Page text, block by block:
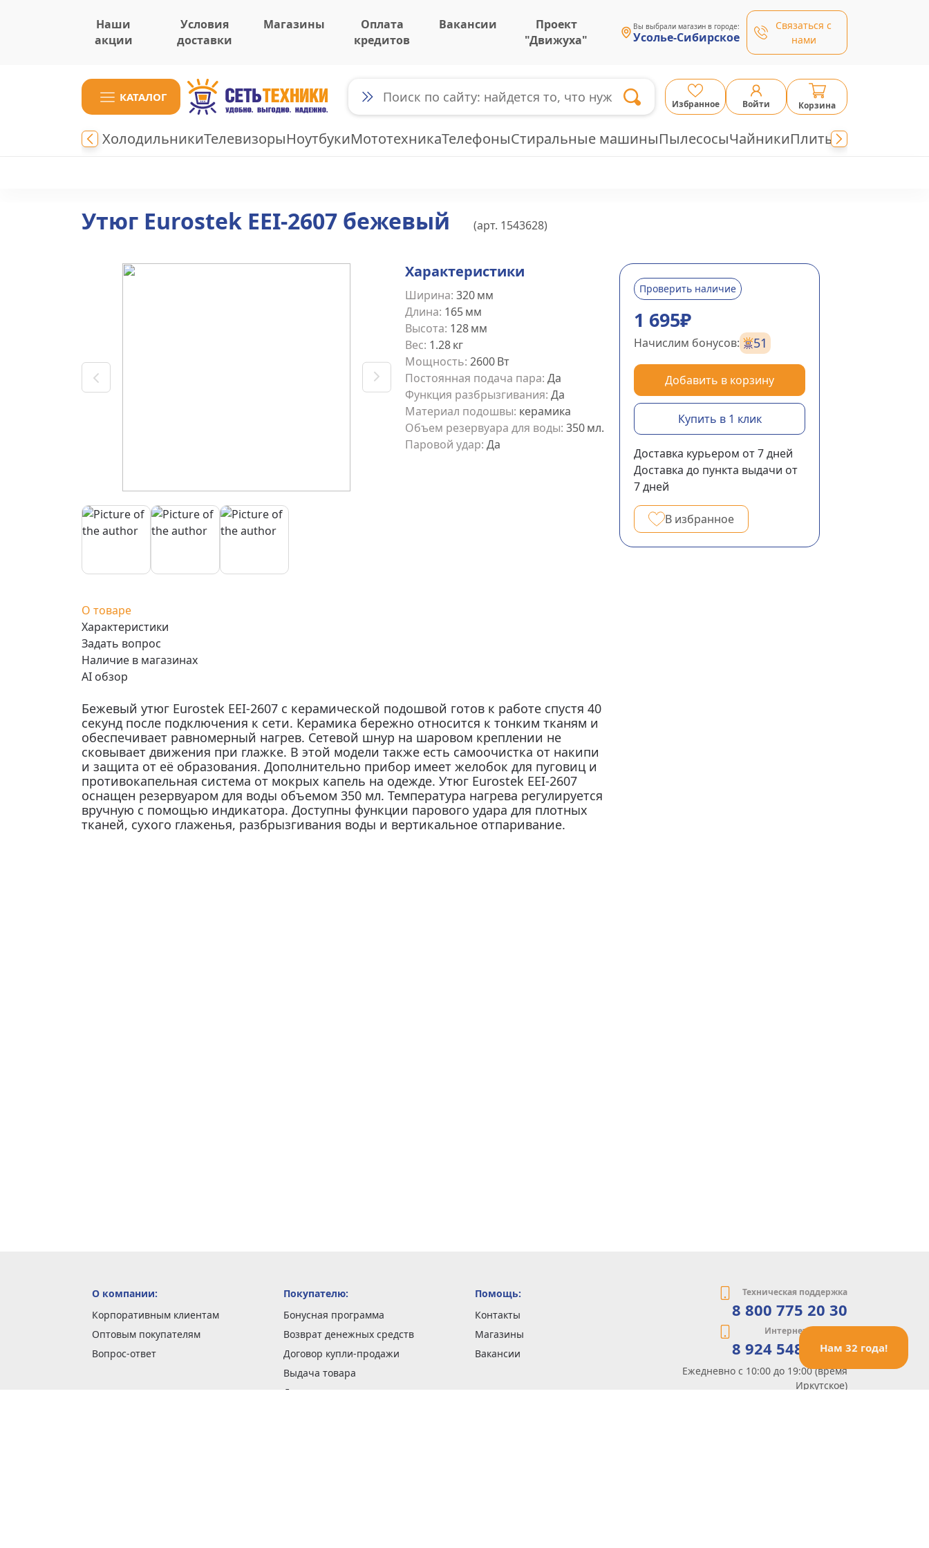
Наши
акции
Условия
доставки
Магазины
Оплата
кредитов
Вакансии
Проект
"Движуха"
Вы выбрали магазин в городе:
Усолье-Сибирское
Связаться с
нами
КАТАЛОГ
Избранное Войти Корзина
ХолодильникиТелевизорыНоутбукиМототехникаТелефоныСтиральные машиныПылесосыЧайникиПлиты
Нам 32 года!
Утюг Eurostek EEI-2607 бежевый (арт. 1543628)
1 695₽
Проверить наличие
Начислим бонусов: 51
Добавить в корзину
Купить в 1 клик
Доставка курьером от 7дней
Доставка до пункта выдачи от
7дней
В избранное
Характеристики
Ширина: 320мм
Длина: 165мм
Высота: 128мм
Вес: 1.28кг
Мощность: 2600Вт
Постоянная подача пара: Да
Функция разбрызгивания: Да
Материал подошвы: керамика
Объeм резервуара для воды: 350мл.
Паровой удар: Да
О товаре
Характеристики
Задать вопрос
Наличие в магазинах
AI обзор
Бежевый утюг Eurostek EEI-2607 с керамической подошвой готов к работе спустя 40
секунд после подключения к сети. Керамика бережно относится к тонким тканям и
обеспечивает равномерный нагрев. Сетевой шнур на шаровом креплении не
сковывает движения при глажке. В этой модели также есть самоочистка от накипи
и защита от её образования. Дополнительно прибор имеет желобок для пуговиц и
противокапельная система от мокрых капель на одежде. Утюг Eurostek EEI-2607
оснащен резервуаром для воды объемом 350 мл. Температура нагрева регулируется
вручную с помощью индикатора. Доступны функции парового удара для плотных
тканей, сухого глаженья, разбрызгивания воды и вертикальное отпаривание.
О компании:
Корпоративным клиентам
Оптовым покупателям
Вопрос-ответ
Покупателю:
Бонусная программа
Возврат денежных средств
Договор купли-продажи
Выдача товара
Доставка заказов
Помощь:
Контакты
Магазины
Вакансии
Техническая поддержка
8 800 775 20 30
Интернет-магазин
8 924 548 85 07
Ежедневно с 10:00 до 19:00 (время
Иркутское)